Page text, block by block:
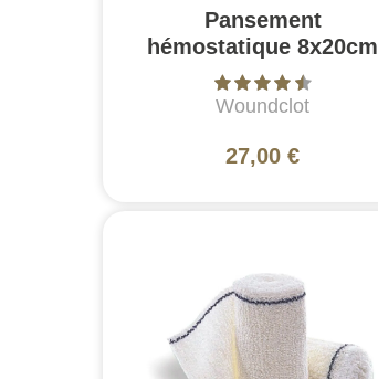
Pansement
hémostatique 8x20cm
Woundclot
27,00 €